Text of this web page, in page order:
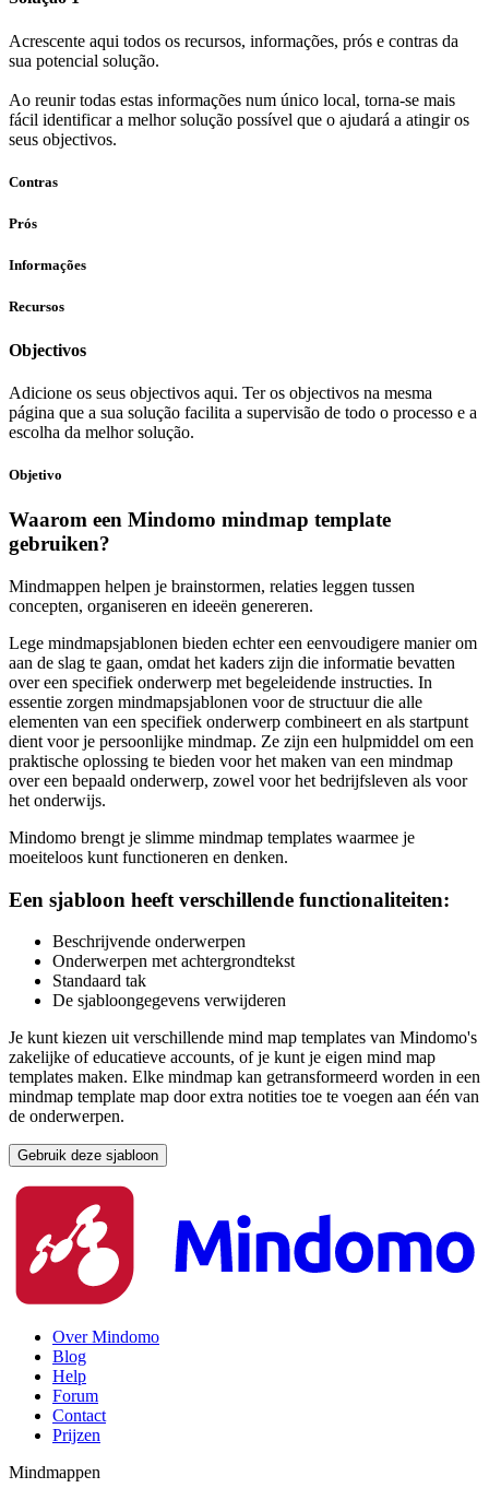
Acrescente aqui todos os recursos, informações, prós e contras da
sua potencial solução.
Ao reunir todas estas informações num único local, torna-se mais
fácil identificar a melhor solução possível que o ajudará a atingir os
seus objectivos.
Contras
Prós
Informações
Recursos
Objectivos
Adicione os seus objectivos aqui. Ter os objectivos na mesma
página que a sua solução facilita a supervisão de todo o processo e a
escolha da melhor solução.
Objetivo
Waarom een Mindomo mindmap template
gebruiken?
Mindmappen helpen je brainstormen, relaties leggen tussen
concepten, organiseren en ideeën genereren.
Lege mindmapsjablonen bieden echter een eenvoudigere manier om
aan de slag te gaan, omdat het kaders zijn die informatie bevatten
over een specifiek onderwerp met begeleidende instructies. In
essentie zorgen mindmapsjablonen voor de structuur die alle
elementen van een specifiek onderwerp combineert en als startpunt
dient voor je persoonlijke mindmap. Ze zijn een hulpmiddel om een
praktische oplossing te bieden voor het maken van een mindmap
over een bepaald onderwerp, zowel voor het bedrijfsleven als voor
het onderwijs.
Mindomo brengt je slimme mindmap templates waarmee je
moeiteloos kunt functioneren en denken.
Een sjabloon heeft verschillende functionaliteiten:
Beschrijvende onderwerpen
Onderwerpen met achtergrondtekst
Standaard tak
De sjabloongegevens verwijderen
Je kunt kiezen uit verschillende mind map templates van Mindomo's
zakelijke of educatieve accounts, of je kunt je eigen mind map
templates maken. Elke mindmap kan getransformeerd worden in een
mindmap template map door extra notities toe te voegen aan één van
de onderwerpen.
Gebruik deze sjabloon
Over Mindomo
Blog
Help
Forum
Contact
Prijzen
Mindmappen